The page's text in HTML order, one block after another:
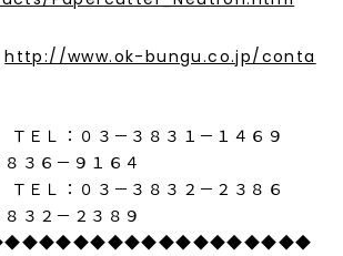
http://www.ok-bungu.co.jp/conta
Ｌ：０３－３８３１－１４６９
３６－９１６４
Ｌ：０３－３８３２－２３８６
３２－２３８９